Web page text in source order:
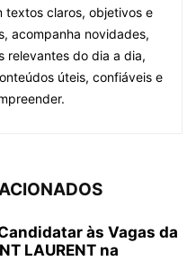
textos claros, objetivos e
acompanha novidades,
relevantes do dia a dia,
úteis, confiáveis e
às Vagas da
LAURENT na